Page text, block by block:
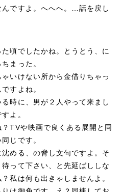
んですよ。へへへ。…話を戻し
頃でしたかね。とうとう、に
まった。
いけない所から金借りちゃっ
すよね。
時に、男が２人やって来まし
よ。
TVや映画で良くある展開と同
じです。
める、の脅し文句ですよ。そ
って下さい、と先延ばししな
私は何も出きゃしませんよ。